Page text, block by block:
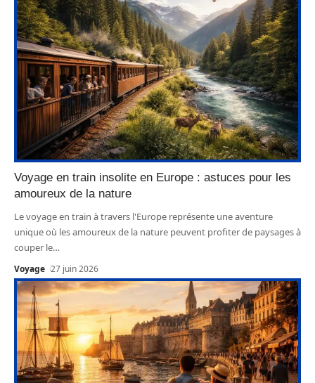
Voyage en train insolite en Europe : astuces pour les
amoureux de la nature
Le voyage en train à travers l'Europe représente une aventure
unique où les amoureux de la nature peuvent profiter de paysages à
couper le…
Voyage 27 juin 2026